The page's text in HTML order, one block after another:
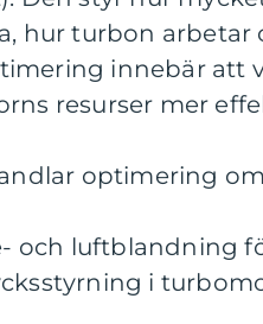
hur turbon arbetar
innebär att
resurser mer
optimering
och luftblandning
i